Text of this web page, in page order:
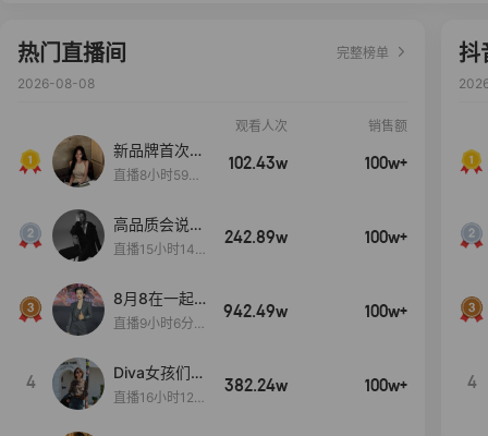
热门直播间
完整榜单
2026-08-08
观看人次 销售额
新品牌首次大
上新
直播8小时59分
102.43w 100w+
高品质会说
话….
直播15小时14
242.89w 100w+
8月8在一起
生日献礼盛典
直播9小时6分1
942.49w 100w+
4
Diva女孩们集
合啦~意大利
直播16小时12
382.24w 100w+
抖
4